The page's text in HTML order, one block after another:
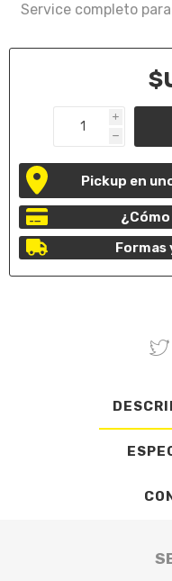
Service completo
i
h
Pickup en
Formas